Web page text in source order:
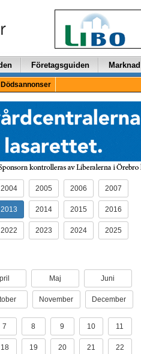
Företagsguiden Marknad
Dödsannonser
2004 2005 2006 2007
2013 2014 2015 2016
2022 2023 2024 2025
Maj Juni
November December
7 8 9 10 11
18 19 20 21 22